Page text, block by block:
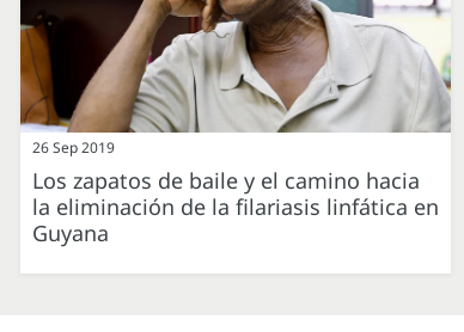
26 Sep 2019
Los zapatos de baile y el camino hacia
la eliminación de la filariasis linfática en
Guyana